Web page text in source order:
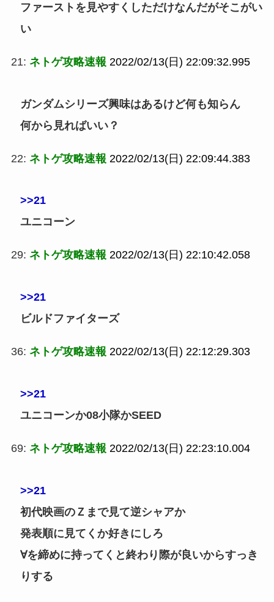
ファーストを見やすくしただけなんだがそこがい
い
21: ネトゲ攻略速報 2022/02/13(日) 22:09:32.995
ガンダムシリーズ興味はあるけど何も知らん
何から見ればいい？
22: ネトゲ攻略速報 2022/02/13(日) 22:09:44.383
>>21
ユニコーン
29: ネトゲ攻略速報 2022/02/13(日) 22:10:42.058
>>21
ビルドファイターズ
36: ネトゲ攻略速報 2022/02/13(日) 22:12:29.303
>>21
ユニコーンか08小隊かSEED
69: ネトゲ攻略速報 2022/02/13(日) 22:23:10.004
>>21
初代映画のＺまで見て逆シャアか
発表順に見てくか好きにしろ
∀を締めに持ってくと終わり際が良いからすっき
りする